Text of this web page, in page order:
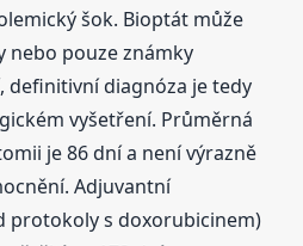
šok. Bioptát může
nebo pouze známky
definitivní diagnóza je tedy
vyšetření. Průměrná
je 86 dní a není výrazně
Adjuvantní
protokoly s doxorubicinem)